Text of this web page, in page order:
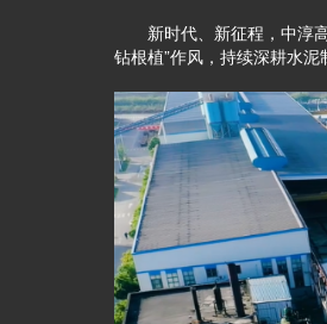
新时代、新征程，中淳高
钻根植”作风，持续深耕水